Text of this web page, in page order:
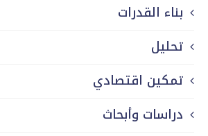
بناء القدرات
تحليل
تمكين اقتصادي
دراسات وأبحاث